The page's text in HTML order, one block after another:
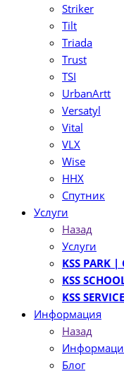
Striker
Tilt
Triada
Trust
TSI
UrbanArtt
Versatyl
Vital
VLX
Wise
ННХ
Спутник
Услуги
Назад
Услуги
KSS PARK |
KSS
KSS SERVICE
Информация
Назад
Блог